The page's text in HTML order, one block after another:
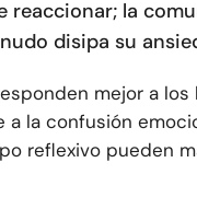
reaccionar; la
disipa su
mejor a los
a la confusión
reflexivo pueden